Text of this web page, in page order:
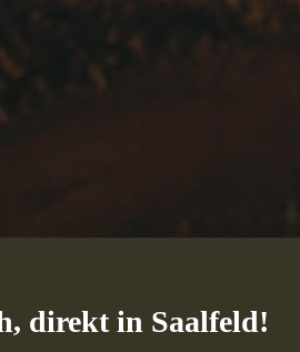
direkt in Saalfeld!